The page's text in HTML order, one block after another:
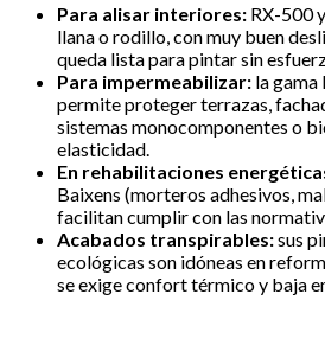
Para alisar interiores: RX-500
llana o rodillo, con muy buen
queda lista para pintar sin
Para impermeabilizar: la gama
permite proteger terrazas,
sistemas monocomponentes o
elasticidad.
En rehabilitaciones
Baixens (morteros adhesivos,
facilitan cumplir con las
Acabados transpirables:sus
ecológicas son idóneas en
se exige confort térmico y baja